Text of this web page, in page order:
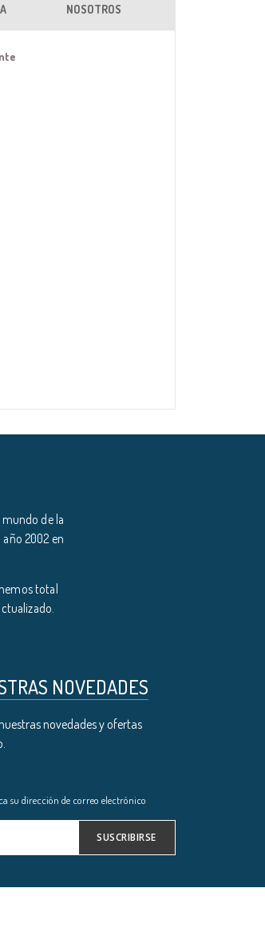
NOSOTROS
de la
2002 en
total
NOVEDADES
novedades y ofertas
su dirección de correo electrónico
SUSCRIBIRSE